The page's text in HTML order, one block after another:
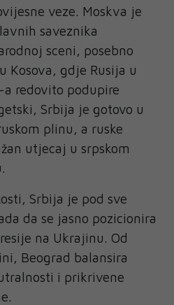
veze. Moskva je
saveznika
sceni, posebno
Kosova, gdje Rusija u
redovito podupire
Srbija je gotovo u
plinu, a ruske
utjecaj u srpskom
Srbija je pod sve
da se jasno pozicionira
na Ukrajinu. Od
Beograd balansira
i prikrivene